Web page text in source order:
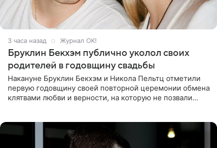
3 часа назад Журнал OK!
Бруклин Бекхэм публично уколол своих
родителей в годовщину свадьбы
Накануне Бруклин Бекхэм и Никола Пельтц отметили
первую годовщину своей повторной церемонии обмена
клятвами любви и верности, на которую не позвали